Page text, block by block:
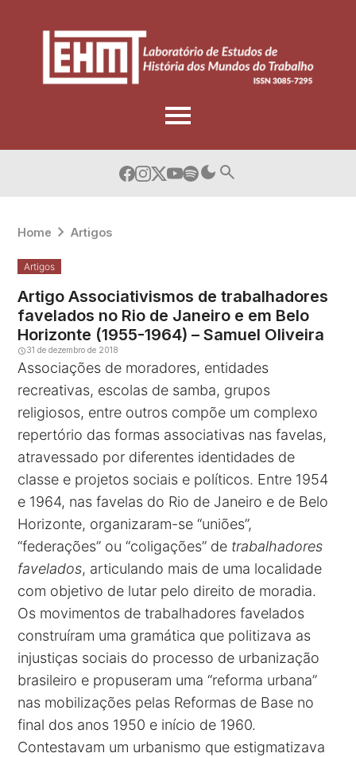
Home Artigos
Artigos
Artigo Associativismos de trabalhadores
favelados no Rio de Janeiro e em Belo
Horizonte (1955-1964) – Samuel Oliveira
31 de dezembro de 2018
Associações de moradores, entidades
recreativas, escolas de samba, grupos
religiosos, entre outros compõe um complexo
repertório das formas associativas nas favelas,
atravessado por diferentes identidades de
classe e projetos sociais e políticos. Entre 1954
e 1964, nas favelas do Rio de Janeiro e de Belo
Horizonte, organizaram-se “uniões”,
“federações” ou “coligações” de trabalhadores
favelados, articulando mais de uma localidade
com objetivo de lutar pelo direito de moradia.
Os movimentos de trabalhadores favelados
construíram uma gramática que politizava as
injustiças sociais do processo de urbanização
brasileiro e propuseram uma “reforma urbana”
nas mobilizações pelas Reformas de Base no
final dos anos 1950 e início de 1960.
Contestavam um urbanismo que estigmatizava